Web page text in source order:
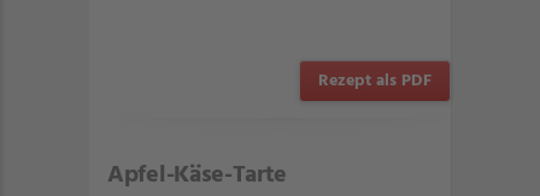
Rezept als PDF
Apfel-Käse-Tarte